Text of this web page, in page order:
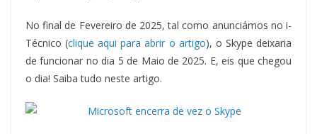
No final de Fevereiro de 2025, tal como anunciámos no i-
Técnico (clique aqui para abrir o artigo), o Skype deixaria
de funcionar no dia 5 de Maio de 2025. E, eis que chegou
o dia! Saiba tudo neste artigo.